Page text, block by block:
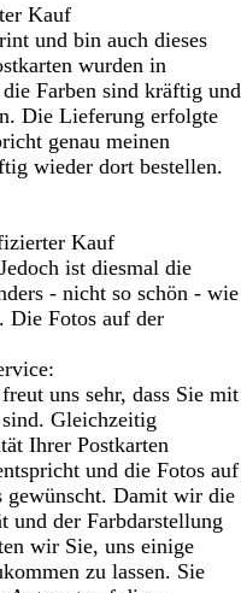
Kauf
und bin auch dieses
wurden in
Farben sind kräftig und
Die Lieferung erfolgte
genau meinen
wieder dort bestellen.
Kauf
ist diesmal die
- nicht so schön - wie
Die Fotos auf der
uns sehr, dass Sie mit
Gleichzeitig
Ihrer Postkarten
und die Fotos auf
gewünscht. Damit wir die
und der Farbdarstellung
wir Sie, uns einige
zu lassen. Sie